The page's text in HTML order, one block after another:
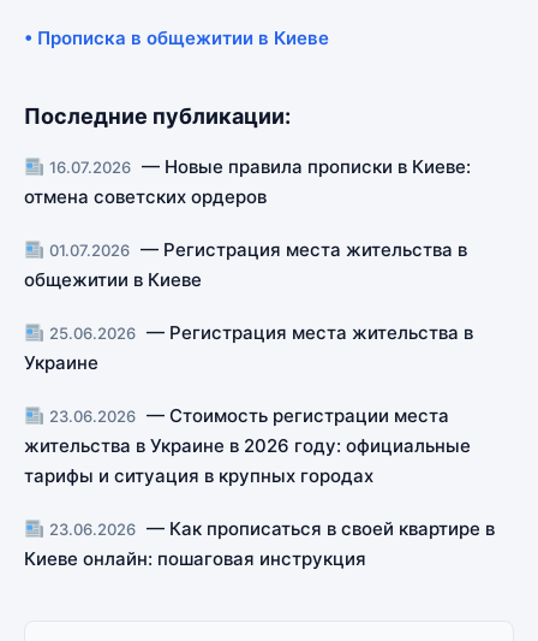
• Прописка в общежитии в Киеве
Последние публикации:
16.07.2026 — Новые правила прописки в Киеве:
отмена советских ордеров
01.07.2026 — Регистрация места жительства в
общежитии в Киеве
25.06.2026 — Регистрация места жительства в
Украине
23.06.2026 — Стоимость регистрации места
жительства в Украине в 2026 году: официальные
тарифы и ситуация в крупных городах
23.06.2026 — Как прописаться в своей квартире в
Киеве онлайн: пошаговая инструкция